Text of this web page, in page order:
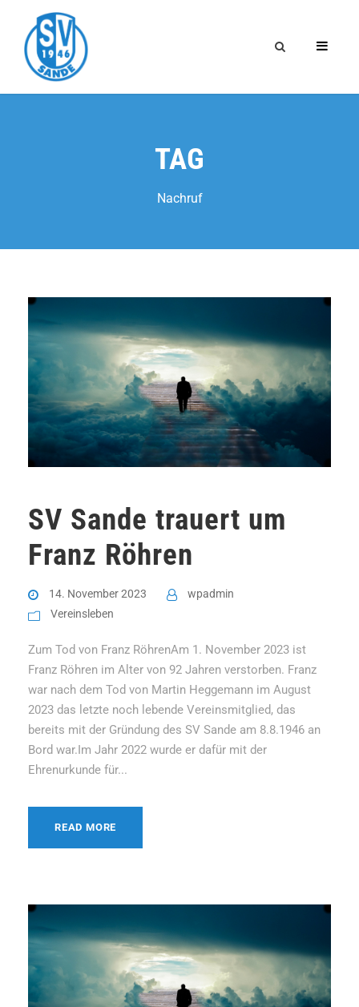
TAG
Nachruf
SV Sande trauert um
Franz Röhren
14. November 2023
wpadmin
Vereinsleben
Zum Tod von Franz RöhrenAm 1. November 2023 ist
Franz Röhren im Alter von 92 Jahren verstorben. Franz
war nach dem Tod von Martin Heggemann im August
2023 das letzte noch lebende Vereinsmitglied, das
bereits mit der Gründung des SV Sande am 8.8.1946 an
Bord war.Im Jahr 2022 wurde er dafür mit der
Ehrenurkunde für...
READ MORE